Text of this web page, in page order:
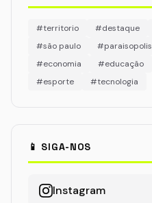
#territorio #destaque
#são paulo
#paraisopolis
#economia
#educação
#esporte
#tecnologia
📱 SIGA-NOS
Instagram